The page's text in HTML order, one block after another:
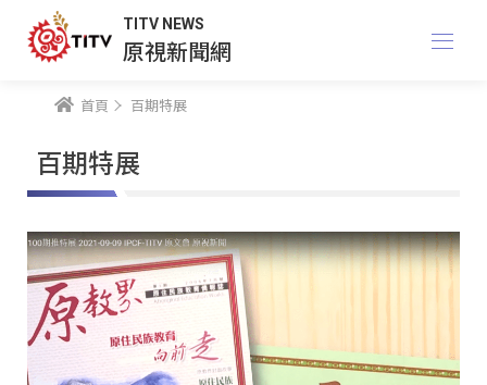
TITV NEWS
原視新聞網
首頁 百期特展
百期特展